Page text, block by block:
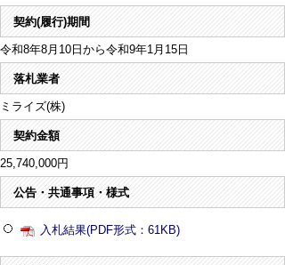
契約(履行)期間
令和8年8月10日から令和9年1月15日
落札業者
ミライズ(株)
契約金額
25,740,000円
公告・共通事項・様式
入札結果(PDF形式：61KB)